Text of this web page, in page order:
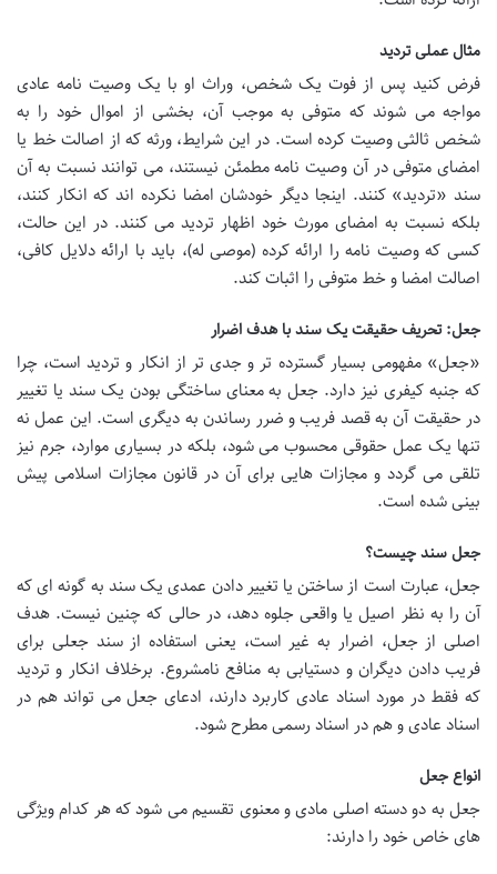
مثال عملی تردید
فرض کنید پس از فوت یک شخص، وراث او با یک وصیت نامه عادی
مواجه می شوند که متوفی به موجب آن، بخشی از اموال خود را به
شخص ثالثی وصیت کرده است. در این شرایط، ورثه که از اصالت خط یا
امضای متوفی در آن وصیت نامه مطمئن نیستند، می توانند نسبت به آن
سند «تردید» کنند. اینجا دیگر خودشان امضا نکرده اند که انکار کنند،
بلکه نسبت به امضای مورث خود اظهار تردید می کنند. در این حالت،
کسی که وصیت نامه را ارائه کرده (موصی له)، باید با ارائه دلایل کافی،
اصالت امضا و خط متوفی را اثبات کند.
جعل: تحریف حقیقت یک سند با هدف اضرار
«جعل» مفهومی بسیار گسترده تر و جدی تر از انکار و تردید است، چرا
که جنبه کیفری نیز دارد. جعل به معنای ساختگی بودن یک سند یا تغییر
در حقیقت آن به قصد فریب و ضرر رساندن به دیگری است. این عمل نه
تنها یک عمل حقوقی محسوب می شود، بلکه در بسیاری موارد، جرم نیز
تلقی می گردد و مجازات هایی برای آن در قانون مجازات اسلامی پیش
بینی شده است.
جعل سند چیست؟
جعل، عبارت است از ساختن یا تغییر دادن عمدی یک سند به گونه ای که
آن را به نظر اصیل یا واقعی جلوه دهد، در حالی که چنین نیست. هدف
اصلی از جعل، اضرار به غیر است، یعنی استفاده از سند جعلی برای
فریب دادن دیگران و دستیابی به منافع نامشروع. برخلاف انکار و تردید
که فقط در مورد اسناد عادی کاربرد دارند، ادعای جعل می تواند هم در
اسناد عادی و هم در اسناد رسمی مطرح شود.
انواع جعل
جعل به دو دسته اصلی مادی و معنوی تقسیم می شود که هر کدام ویژگی
های خاص خود را دارند: